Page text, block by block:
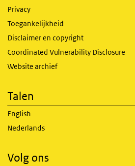
Privacy
Toegankelijkheid
Disclaimer en copyright
Coordinated Vulnerability Disclosure
Website archief
Talen
English
Nederlands
Volg ons